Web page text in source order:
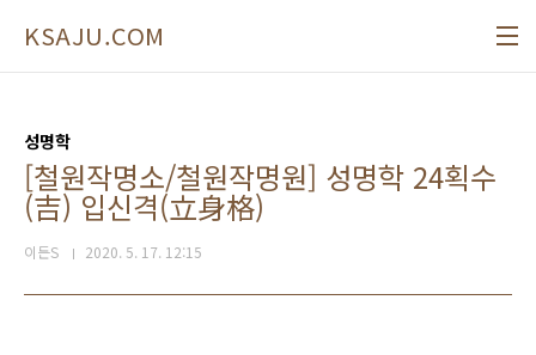
KSAJU.COM
성명학
[철원작명소/철원작명원] 성명학 24획수
(吉) 입신격(立身格)
이든S 2020. 5. 17. 12:15